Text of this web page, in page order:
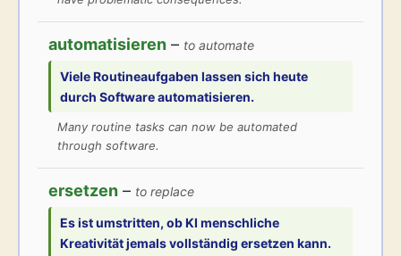
automatisieren – to automate
Viele Routineaufgaben lassen sich heute
durch Softwareautomatisieren.
Many routine tasks can now be automated
through software.
ersetzen – to replace
Es ist umstritten, ob KI menschliche
Kreativität jemals vollständig ersetzen kann.